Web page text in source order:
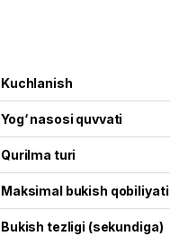
Kuchlanish
Yog‘ nasosi quvvati
Qurilma turi
Maksimal bukish qobiliyati
Bukish tezligi (sekundiga)